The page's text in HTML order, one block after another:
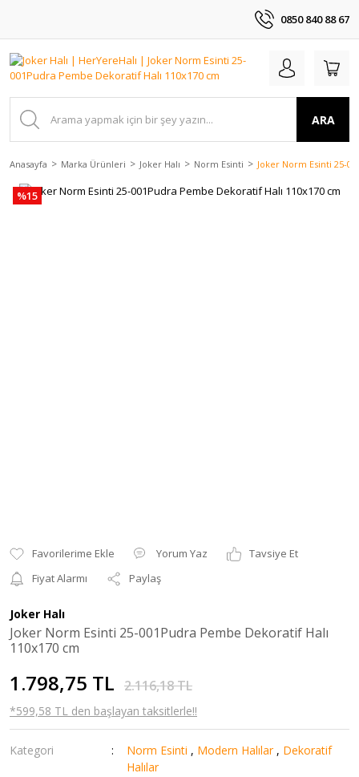
0850 840 88 67
ARA
Anasayfa Marka Ürünleri Joker Halı Norm Esinti Joker Norm Esinti 25-
%15
Yorum Yaz
Tavsiye Et
Fiyat Alarmı
Paylaş
Joker Halı
Joker Norm Esinti 25-001Pudra Pembe Dekoratif Halı
110x170 cm
1.798,75 TL 2.116,18 TL
*599,58 TL den başlayan taksitlerle!!
Kategori Norm Esinti , Modern Halılar , Dekoratif
Halılar